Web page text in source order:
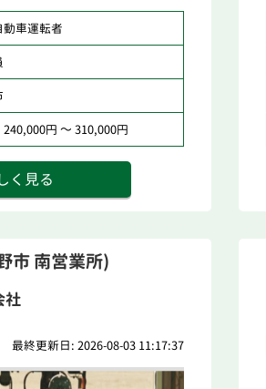
動車運転者
円 ～ 310,000円
く見る
市 南営業所)
社
最終更新日: 2026-08-03 11:17:37